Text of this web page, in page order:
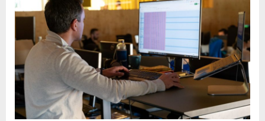
sikert
elősegítő
katalizátor